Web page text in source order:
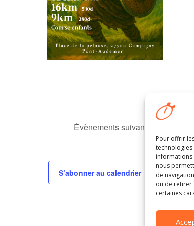
Pour offrir
informations
nous
de
ou de retirer
certaines
Évènementssuivants
S’abonner au calendrier